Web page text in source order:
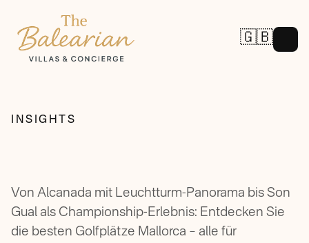
🇬🇧
INSIGHTS
Von Alcanada mit Leuchtturm-Panorama bis Son
Gual als Championship-Erlebnis: Entdecken Sie
die besten Golfplätze Mallorca – alle für